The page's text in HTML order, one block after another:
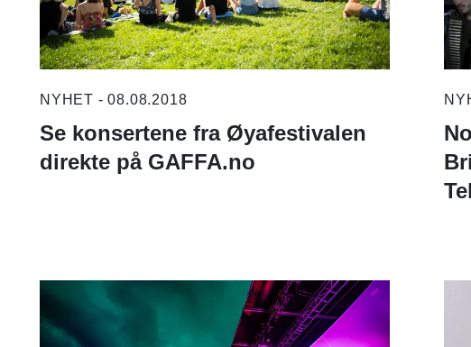
NYHET - 08.08.2018
Se konsertene fra Øyafestivalen
direkte på GAFFA.no